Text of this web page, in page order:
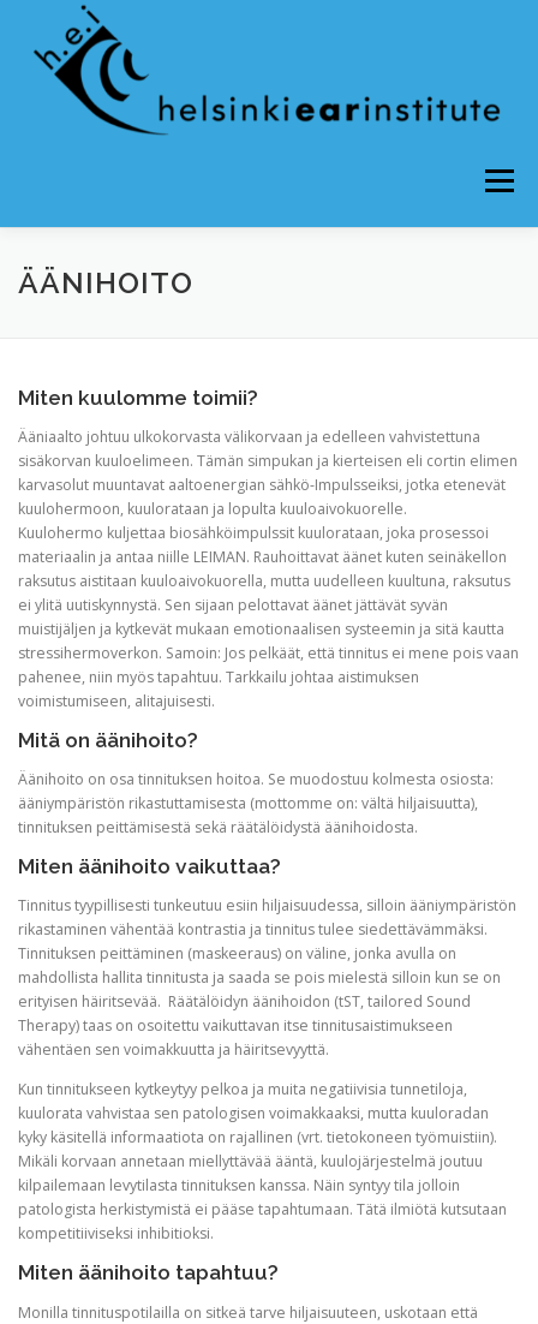
Valikko
ETUSIVU – TERVETULOA!
UUTISET YHTEYDENOTTO
ÄÄNIHOITO
Miten kuulomme toimii?
Ääniaalto johtuu ulkokorvasta välikorvaan ja edelleen vahvistettuna
sisäkorvan kuuloelimeen. Tämän simpukan ja kierteisen eli cortin elimen
karvasolut muuntavat aaltoenergian sähkö-Impulsseiksi, jotka etenevät
kuulohermoon, kuulorataan ja lopulta kuuloaivokuorelle.
Kuulohermo kuljettaa biosähköimpulssit kuulorataan, joka prosessoi
materiaalin ja antaa niille LEIMAN. Rauhoittavat äänet kuten seinäkellon
raksutus aistitaan kuuloaivokuorella, mutta uudelleen kuultuna, raksutus
ei ylitä uutiskynnystä. Sen sijaan pelottavat äänet jättävät syvän
muistijäljen ja kytkevät mukaan emotionaalisen systeemin ja sitä kautta
stressihermoverkon. Samoin: Jos pelkäät, että tinnitus ei mene pois vaan
pahenee, niin myös tapahtuu. Tarkkailu johtaa aistimuksen
voimistumiseen, alitajuisesti.
Mitä on äänihoito?
Äänihoito on osa tinnituksen hoitoa. Se muodostuu kolmesta osiosta:
ääniympäristön rikastuttamisesta (mottomme on: vältä hiljaisuutta),
tinnituksen peittämisestä sekä räätälöidystä äänihoidosta.
Miten äänihoito vaikuttaa?
Tinnitus tyypillisesti tunkeutuu esiin hiljaisuudessa, silloin ääniympäristön
rikastaminen vähentää kontrastia ja tinnitus tulee siedettävämmäksi.
Tinnituksen peittäminen (maskeeraus) on väline, jonka avulla on
mahdollista hallita tinnitusta ja saada se pois mielestä silloin kun se on
erityisen häiritsevää. Räätälöidyn äänihoidon (tST, tailored Sound
Therapy) taas on osoitettu vaikuttavan itse tinnitusaistimukseen
vähentäen sen voimakkuutta ja häiritsevyyttä.
Kun tinnitukseen kytkeytyy pelkoa ja muita negatiivisia tunnetiloja,
kuulorata vahvistaa sen patologisen voimakkaaksi, mutta kuuloradan
kyky käsitellä informaatiota on rajallinen (vrt. tietokoneen työmuistiin).
Mikäli korvaan annetaan miellyttävää ääntä, kuulojärjestelmä joutuu
kilpailemaan levytilasta tinnituksen kanssa. Näin syntyy tila jolloin
patologista herkistymistä ei pääse tapahtumaan. Tätä ilmiötä kutsutaan
kompetitiiviseksi inhibitioksi.
Miten äänihoito tapahtuu?
Monilla tinnituspotilailla on sitkeä tarve hiljaisuuteen, uskotaan että